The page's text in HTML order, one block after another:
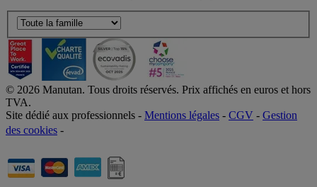
© 2026 Manutan. Tous droits réservés. Prix affichés en euros et hors
TVA.
Site dédié aux professionnels - Mentions légales - CGV - Gestion
des cookies -